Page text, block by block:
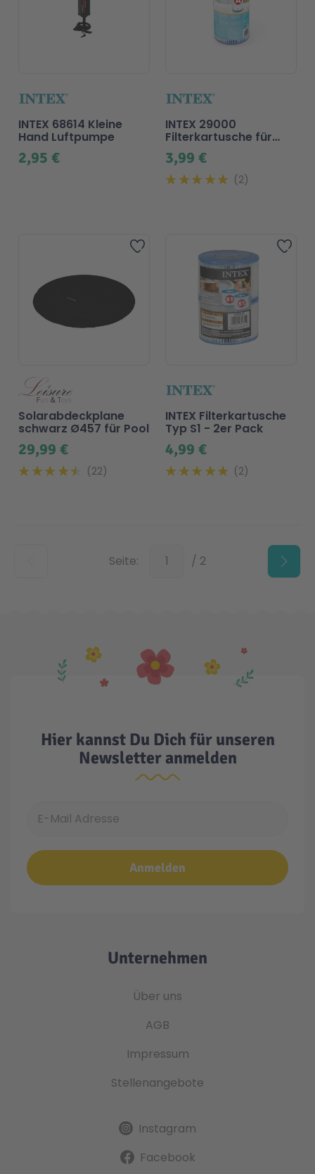
2,95 €
INTEX 68614 Kleine
Hand Luftpumpe
3,99 €
INTEX 29000
Filterkartusche für
Filterpumpe
2
Zur Wunschliste hinzufügen
29,99 €
Solarabdeckplane
schwarz Ø457 für Pool
22
Zur
4,99 €
INTEX Filterkartusche
Typ S1 - 2er Pack
2
Seite: Unten / 2
Hier kannst Du Dich für unseren
Newsletter anmelden
Anmelden
Unternehmen
Über uns
AGB
Impressum
Stellenangebote
Instagram
Facebook